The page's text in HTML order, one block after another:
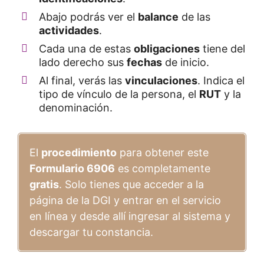
Abajo podrás ver el balance de las
actividades.
Cada una de estas obligaciones tiene del
lado derecho sus fechas de inicio.
Al final, verás las vinculaciones. Indica el
tipo de vínculo de la persona, el RUT y la
denominación.
El procedimiento para obtener este
Formulario 6906 es completamente
gratis. Solo tienes que acceder a la
página de la DGI y entrar en el servicio
en línea y desde allí ingresar al sistema y
descargar tu constancia.